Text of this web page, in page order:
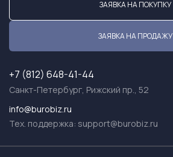
ЗАЯВКА НА ПОКУПКУ
ЗАЯВКА НА ПРОДАЖУ
+7 (812) 648-41-44
Санкт-Петербург, Рижский пр., 52
info@burobiz.ru
Тех. поддержка: support@burobiz.ru